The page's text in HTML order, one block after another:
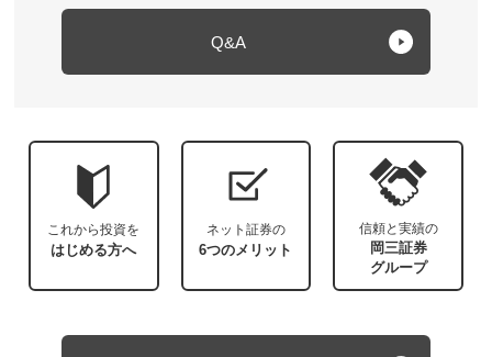
Q&A
これから投資を
はじめる方へ
ネット証券の
6つのメリット
信頼と実績の
岡三証券
グループ